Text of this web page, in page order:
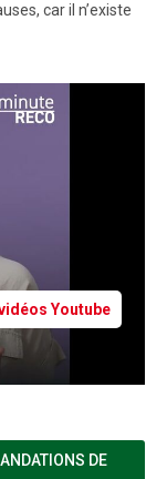
car il n’existe
Youtube
DE